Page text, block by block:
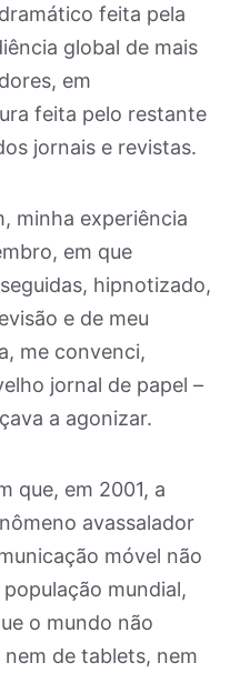
feita pela
global de mais
em
feita pelo restante
jornais e revistas.
minha experiência
em que
hipnotizado,
e de meu
me convenci,
jornal de papel –
a agonizar.
que, em 2001, a
avassalador
móvel não
mundial,
o mundo não
de tablets, nem